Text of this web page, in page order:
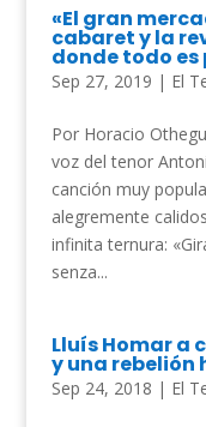
«El gran
cabaret y la
donde todo es
Sep 27, 2019 | El
Por Horacio
voz del tenor
canción muy
alegremente
infinita ternura:
senza...
Lluís Homar a
y una rebelión
Sep 24, 2018 | El